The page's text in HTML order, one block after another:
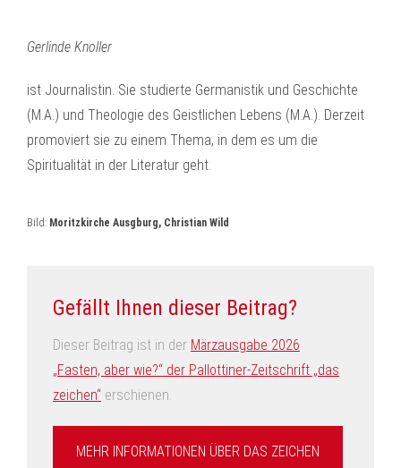
Gerlinde Knoller
ist Journalistin. Sie studierte Germanistik und Geschichte
(M.A.) und Theologie des Geistlichen Lebens (M.A.). Derzeit
promoviert sie zu einem Thema, in dem es um die
Spiritualität in der Literatur geht.
Bild: Moritzkirche Ausgburg, Christian Wild
Gefällt Ihnen dieser Beitrag?
Dieser Beitrag ist in der Märzausgabe 2026
„Fasten, aber wie?“ der Pallottiner-Zeitschrift „das
zeichen“ erschienen.
MEHR INFORMATIONEN ÜBER DAS ZEICHEN